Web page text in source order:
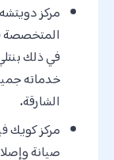
مركز
المتخصصة
في ذلك
خدماته
الشارقة.
مركز كويك
صيانة